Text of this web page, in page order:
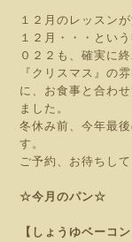
１２月のレッスン
１２月・・・とい
０２２も、確実に
『クリスマス』の
に、お食事と合わ
ました。
冬休み前、今年最
す。
ご予約、お待ちして
☆今月のパン☆
【しょうゆベーコン